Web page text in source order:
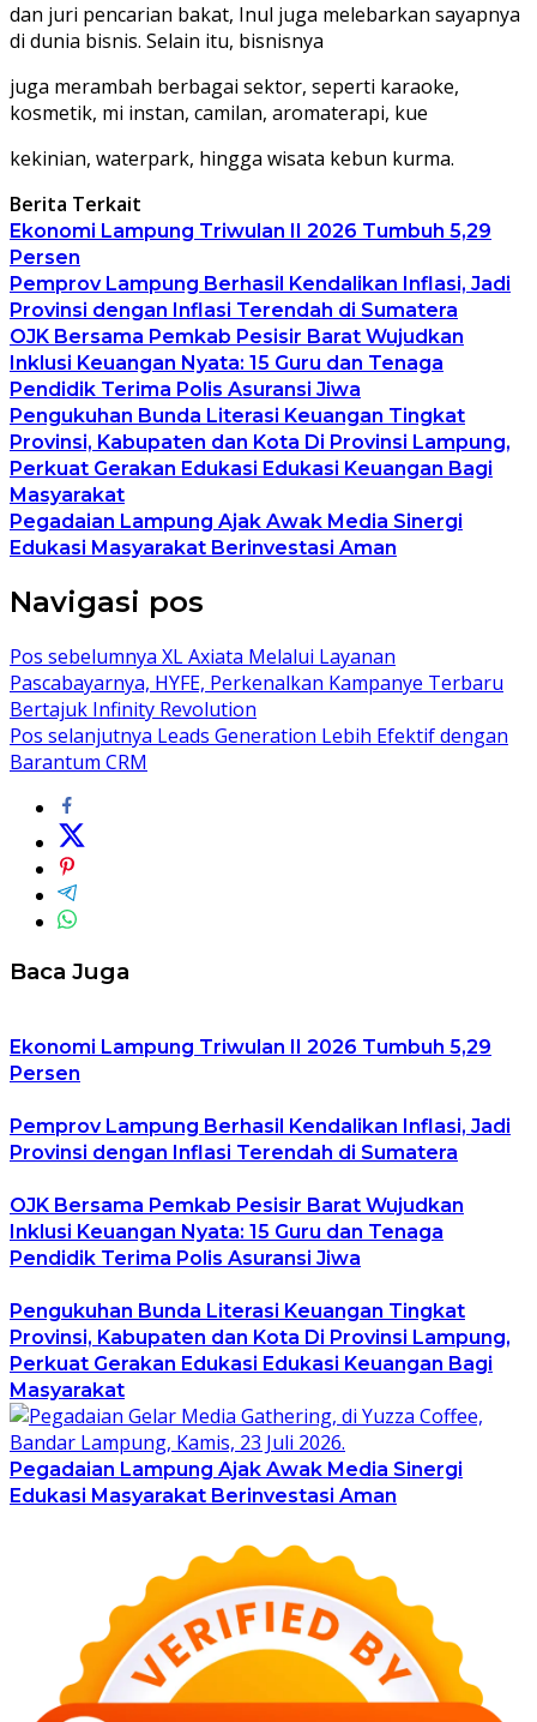
dan juri pencarian bakat, Inul juga melebarkan sayapnya
di dunia bisnis. Selain itu, bisnisnya
juga merambah berbagai sektor, seperti karaoke,
kosmetik, mi instan, camilan, aromaterapi, kue
kekinian, waterpark, hingga wisata kebun kurma.
Berita Terkait
Ekonomi Lampung Triwulan II 2026 Tumbuh 5,29
Persen
Pemprov Lampung Berhasil Kendalikan Inflasi, Jadi
Provinsi dengan Inflasi Terendah di Sumatera
OJK Bersama Pemkab Pesisir Barat Wujudkan
Inklusi Keuangan Nyata: 15 Guru dan Tenaga
Pendidik Terima Polis Asuransi Jiwa
Pengukuhan Bunda Literasi Keuangan Tingkat
Provinsi, Kabupaten dan Kota Di Provinsi Lampung,
Perkuat Gerakan Edukasi Edukasi Keuangan Bagi
Masyarakat
Pegadaian Lampung Ajak Awak Media Sinergi
Edukasi Masyarakat Berinvestasi Aman
Navigasi pos
Pos sebelumnya XL Axiata Melalui Layanan
Pascabayarnya, HYFE, Perkenalkan Kampanye Terbaru
Bertajuk Infinity Revolution
Pos selanjutnya Leads Generation Lebih Efektif dengan
Barantum CRM
Baca Juga
Ekonomi Lampung Triwulan II 2026 Tumbuh 5,29
Persen
Pemprov Lampung Berhasil Kendalikan Inflasi, Jadi
Provinsi dengan Inflasi Terendah di Sumatera
OJK Bersama Pemkab Pesisir Barat Wujudkan
Inklusi Keuangan Nyata: 15 Guru dan Tenaga
Pendidik Terima Polis Asuransi Jiwa
Pengukuhan Bunda Literasi Keuangan Tingkat
Provinsi, Kabupaten dan Kota Di Provinsi Lampung,
Perkuat Gerakan Edukasi Edukasi Keuangan Bagi
Masyarakat
Pegadaian Lampung Ajak Awak Media Sinergi
Edukasi Masyarakat Berinvestasi Aman